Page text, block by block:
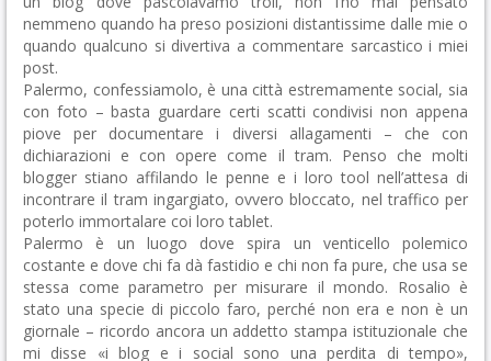
nemmeno quando ha preso posizioni distantissime dalle mie o
quando qualcuno si divertiva a commentare sarcastico i miei
post.
Palermo, confessiamolo, è una città estremamente social, sia
con foto – basta guardare certi scatti condivisi non appena
piove per documentare i diversi allagamenti – che con
dichiarazioni e con opere come il tram. Penso che molti
blogger stiano affilando le penne e i loro tool nell’attesa di
incontrare il tram ingargiato, ovvero bloccato, nel traffico per
poterlo immortalare coi loro tablet.
Palermo è un luogo dove spira un venticello polemico
costante e dove chi fa dà fastidio e chi non fa pure, che usa se
stessa come parametro per misurare il mondo. Rosalio è
stato una specie di piccolo faro, perché non era e non è un
giornale – ricordo ancora un addetto stampa istituzionale che
mi disse «i blog e i social sono una perdita di tempo»,